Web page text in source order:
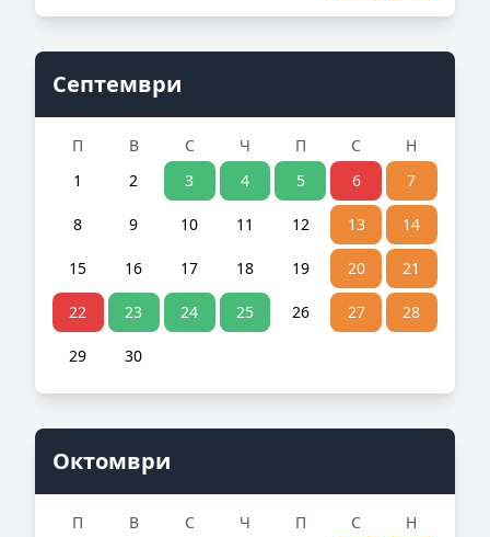
Септември
П В С Ч П С
Н
1
2 3 4 5 6 7
8 9 10 11 12 13 14
15 16 17 18 19 20 21
22 23 24 25 26 27 28
29 30
Октомври
П В С Ч П С
Н